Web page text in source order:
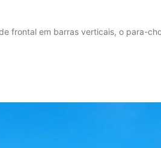
frontal em barras verticais, o para-